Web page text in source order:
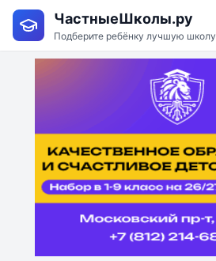
ЧастныеШколы.ру
Подберите ребёнку лучшую школу